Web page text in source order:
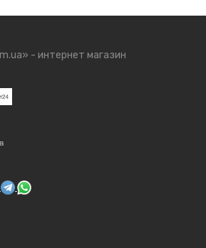
- интернет магазин